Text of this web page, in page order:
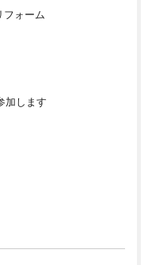
フォーム
加します